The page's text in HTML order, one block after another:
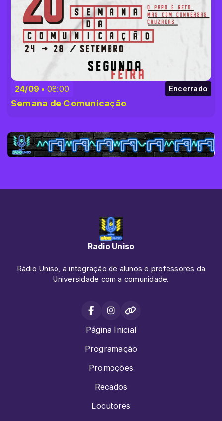
24/09 08:00 Encerrado
Semana de Comunicação
Radio Uniso
Rádio Uniso, a integração de alunos e professores da
Universidade com a comunidade.
Página Inicial
Programação
Promoções
Recados
Locutores